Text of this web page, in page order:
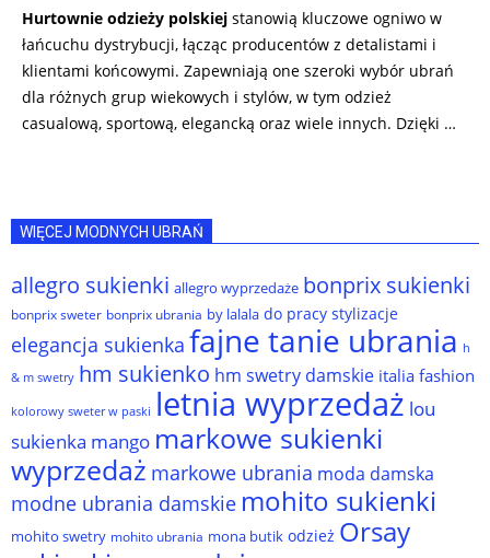
Hurtownie odzieży polskiej stanowią kluczowe ogniwo w
łańcuchu dystrybucji, łącząc producentów z detalistami i
klientami końcowymi. Zapewniają one szeroki wybór ubrań
dla różnych grup wiekowych i stylów, w tym odzież
casualową, sportową, elegancką oraz wiele innych. Dzięki …
WIĘCEJ MODNYCH UBRAŃ
allegro sukienki allegro wyprzedaże bonprix sukienki
bonprix sweter bonprix ubrania by lalala do pracy stylizacje
elegancja sukienka fajne tanie ubrania h
& m swetry hm sukienko hm swetry damskie italia fashion
kolorowy sweter w paski letnia wyprzedaż lou
sukienka mango markowe sukienki
wyprzedaż markowe ubrania moda damska
modne ubrania damskie mohito sukienki
mohito swetry mohito ubrania mona butik odzież Orsay